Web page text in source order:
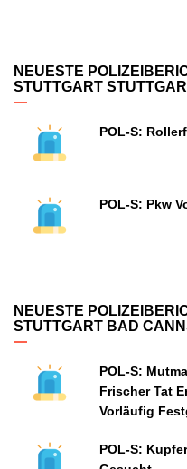
NEUESTE
STUTTGART
POL-S:
POL-S: Pkw
NEUESTE
STUTTGART BAD
POL-S:
Frischer Tat
Vorläufig
POL-S: